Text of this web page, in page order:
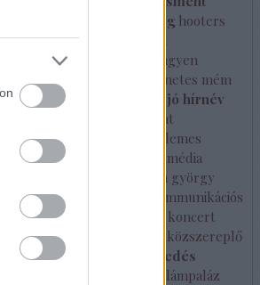
hitelesség hooters
Ice-Watch
ille olla
együttműködés
ingyen
interjú
internetes mém
johnny gold
jó hírnév
kapcsolat
kellemes
kérdés
kiérdemelt média
klapka györgy
máté kommunikáció
kommunikációs
kommunikációs terv
koncert
közösségi média
közszereplő
sajtókülföldi terjeszkedés
lámpaláz